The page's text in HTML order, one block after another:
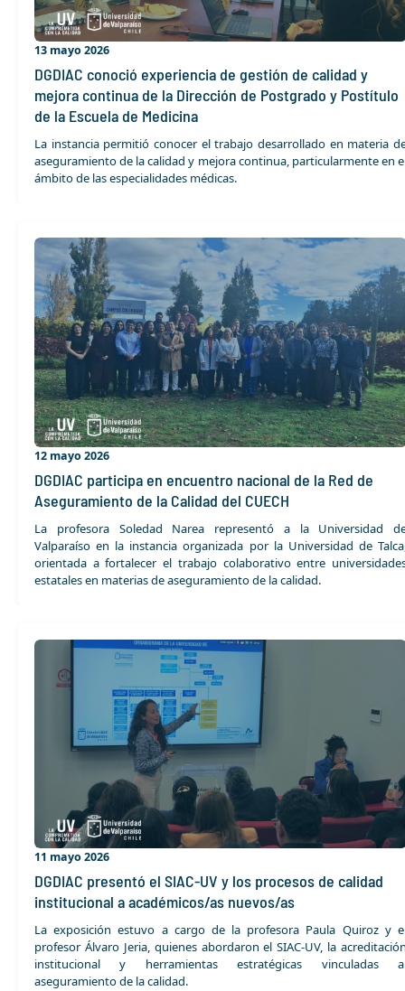
13 mayo 2026
DGDIAC conoció experiencia de gestión de calidad y
mejora continua de la Dirección de Postgrado y Postítulo
de la Escuela de Medicina
La instancia permitió conocer el trabajo desarrollado en materia
aseguramiento de la calidad y mejora continua, particularmente en
ámbito de las especialidades médicas.
12 mayo 2026
DGDIAC participa en encuentro nacional de la Red de
Aseguramiento de la Calidad del CUECH
La profesora Soledad Narea representó a la Universidad
Valparaíso en la instancia organizada por la Universidad de
orientada a fortalecer el trabajo colaborativo entre
estatales en materias de aseguramiento de la calidad.
11 mayo 2026
DGDIAC presentó el SIAC-UV y los procesos de calidad
institucional a académicos/as nuevos/as
La exposición estuvo a cargo de la profesora Paula Quiroz y
profesor Álvaro Jeria, quienes abordaron el SIAC-UV, la
institucional y herramientas estratégicas vinculadas
aseguramiento de la calidad.